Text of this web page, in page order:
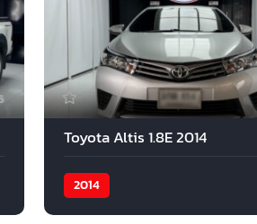
Toyota Altis 1.8E 2014
2014